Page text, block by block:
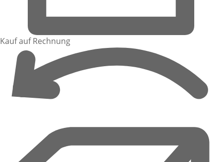
Kauf auf Rechnung